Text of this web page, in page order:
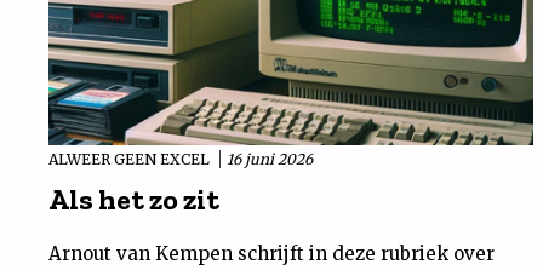
ALWEER GEEN EXCEL 16 juni 2026
Als het zo zit
Arnout van Kempen schrijft in deze rubriek over